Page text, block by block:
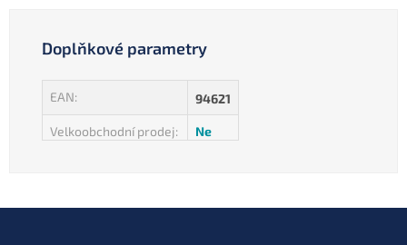
Doplňkové parametry
EAN: 94621
Velkoobchodní prodej: Ne